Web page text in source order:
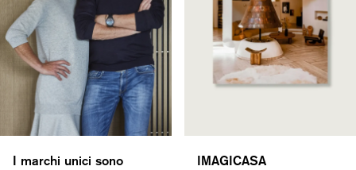
I marchi unici sono
IMAGICASA